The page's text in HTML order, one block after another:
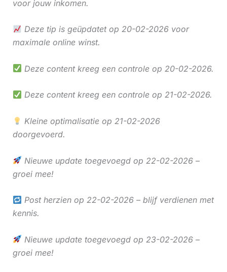
voor jouw inkomen.
Deze tip is geüpdatet op 20-02-2026 voor
maximale online winst.
Deze content kreeg een controle op 20-02-2026.
Deze content kreeg een controle op 21-02-2026.
Kleine optimalisatie op 21-02-2026
doorgevoerd.
Nieuwe update toegevoegd op 22-02-2026 –
groei mee!
Post herzien op 22-02-2026 – blijf verdienen met
kennis.
Nieuwe update toegevoegd op 23-02-2026 –
groei mee!